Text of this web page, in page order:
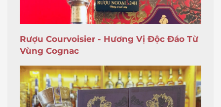
Rượu Courvoisier - Hương Vị Độc Đáo Từ
Vùng Cognac